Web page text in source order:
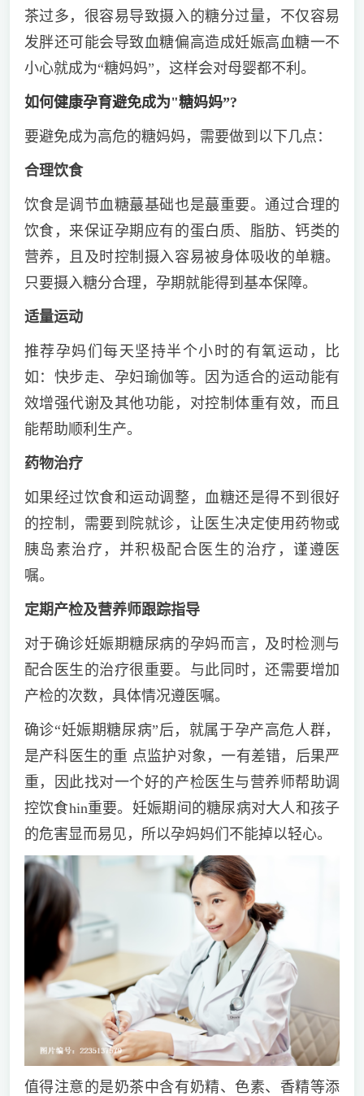
茶过多，很容易导致摄入的糖分过量，不仅容易
发胖还可能会导致血糖偏高造成妊娠高血糖一不
小心就成为“糖妈妈”，这样会对母婴都不利。
如何健康孕育避免成为"糖妈妈”?
要避免成为高危的糖妈妈，需要做到以下几点：
合理饮食
饮食是调节血糖蕞基础也是蕞重要。通过合理的
饮食，来保证孕期应有的蛋白质、脂肪、钙类的
营养，且及时控制摄入容易被身体吸收的单糖。
只要摄入糖分合理，孕期就能得到基本保障。
适量运动
推荐孕妈们每天坚持半个小时的有氧运动，比
如：快步走、孕妇瑜伽等。因为适合的运动能有
效增强代谢及其他功能，对控制体重有效，而且
能帮助顺利生产。
药物治疗
如果经过饮食和运动调整，血糖还是得不到很好
的控制，需要到院就诊，让医生决定使用药物或
胰岛素治疗，并积极配合医生的治疗，谨遵医
嘱。
定期产检及营养师跟踪指导
对于确诊妊娠期糖尿病的孕妈而言，及时检测与
配合医生的治疗很重要。与此同时，还需要增加
产检的次数，具体情况遵医嘱。
确诊“妊娠期糖尿病”后，就属于孕产高危人群，
是产科医生的重 点监护对象，一有差错，后果严
重，因此找对一个好的产检医生与营养师帮助调
控饮食hin重要。妊娠期间的糖尿病对大人和孩子
的危害显而易见，所以孕妈妈们不能掉以轻心。
值得注意的是奶茶中含有奶精、色素、香精等添